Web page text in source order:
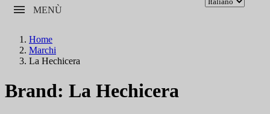
MENÙ
Home
Marchi
La Hechicera
Brand: La Hechicera